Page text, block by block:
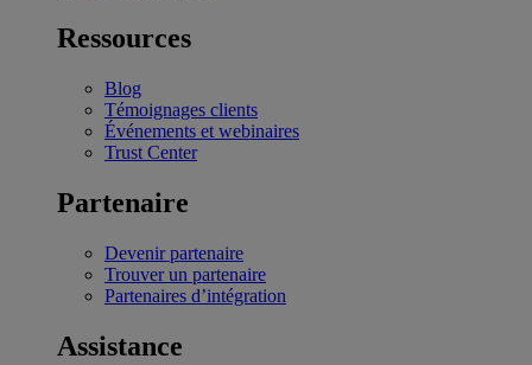
Ressources
Blog
Témoignages clients
Événements et webinaires
Trust Center
Partenaire
Devenir partenaire
Trouver un partenaire
Partenaires d’intégration
Assistance